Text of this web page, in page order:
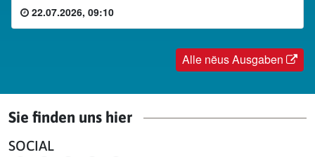
22.07.2026, 09:10
Alle nëus Ausgaben
Sie finden uns hier
SOCIAL